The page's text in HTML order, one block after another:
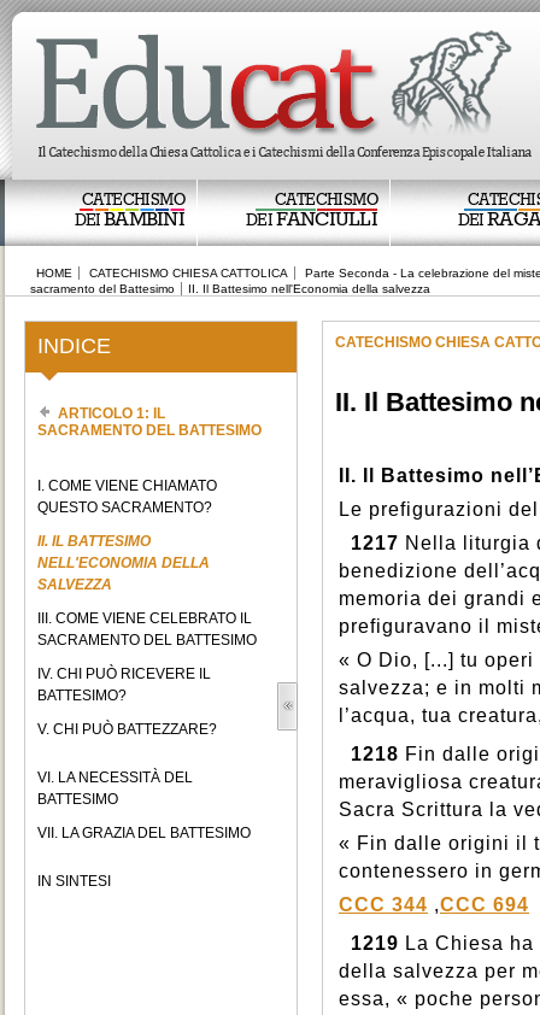
CATECHISMO
DEIBAMBINI
CATECHISMO
DEIFANCIULLI
DEI
HOME CATECHISMO CHIESA CATTOLICA
Parte Seconda - La celebrazione del
sacramento del Battesimo
II. Il Battesimo nell'Economia della salvezza
INDICE
ARTICOLO 1: IL
SACRAMENTO DEL BATTESIMO
I. COME VIENE CHIAMATO
QUESTO SACRAMENTO?
II. IL BATTESIMO
NELL'ECONOMIA DELLA
SALVEZZA
III. COME VIENE CELEBRATO IL
SACRAMENTO DEL BATTESIMO
IV. CHI PUÒ RICEVERE IL
BATTESIMO?
V. CHI PUÒ BATTEZZARE?
VI. LA NECESSITÀ DEL
BATTESIMO
VII. LA GRAZIA DEL BATTESIMO
IN SINTESI
CATECHISMO CHIESA
II. Il Battesimo
II. Il Battesimo
Le prefigurazioni
1217 Nella liturgia
benedizione
memoria dei grandi
prefiguravano il
« O Dio, [...] tu
salvezza; e in molti
l’acqua, tua
1218 Fin dalle
meravigliosa
Sacra Scrittura la
« Fin dalle origini il
contenessero in
CCC 344 ,CCC 694
1219 La Chiesa
della salvezza per
essa, « poche